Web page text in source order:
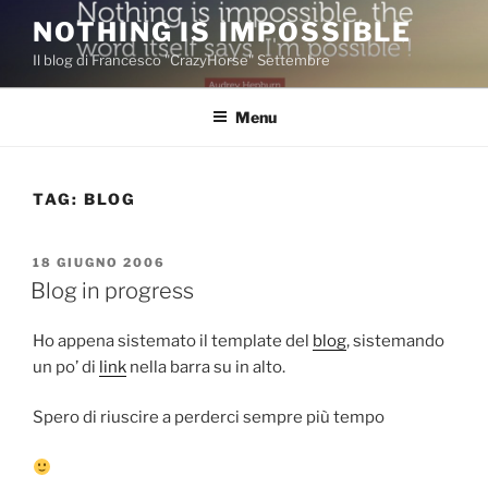
contenuto
NOTHING IS IMPOSSIBLE
Il blog di Francesco "CrazyHorse" Settembre
Menu
TAG: BLOG
PUBBLICATO
IL
18 GIUGNO 2006
Blog in progress
Ho appena sistemato il template del blog, sistemando
un po’ di link nella barra su in alto.
Spero di riuscire a perderci sempre più tempo